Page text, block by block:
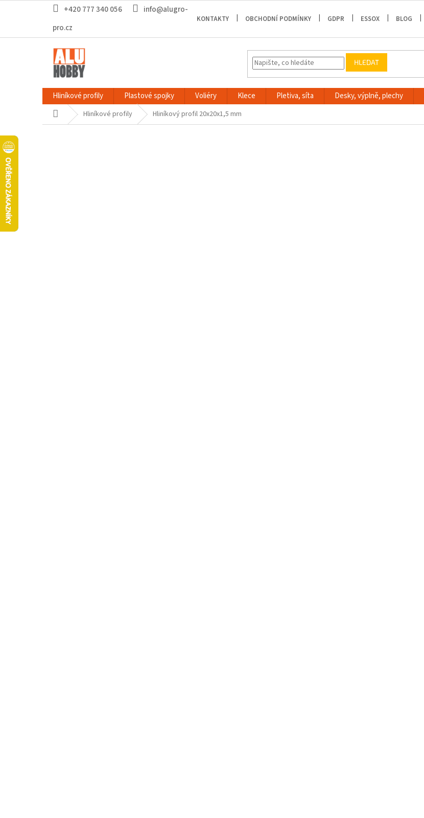
+420 777 340 056
info@alugro-
pro.cz
KONTAKTY OBCHODNÍ PODMÍNKY GDPR ESSOX BLOG
HLEDAT
Hliníkové profily Plastové spojky Voliéry Klece Pletiva, síta Desky, výplně, plechy
Domů Hliníkové profily Hliníkový profil 20x20x1,5 mm